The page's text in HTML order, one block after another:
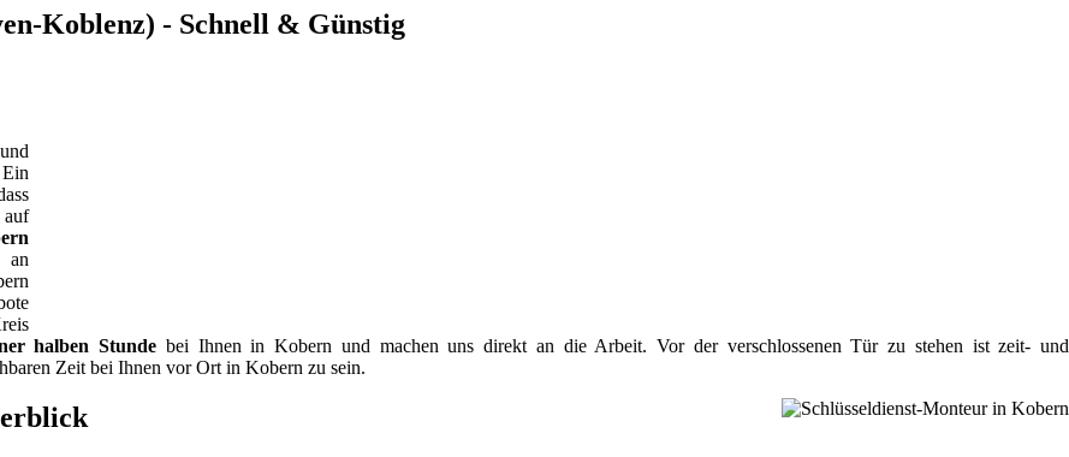
Koblenz) - Schnell & Günstig
auf
an
halben Stunde bei Ihnen in Kobern und machen uns direkt an die Arbeit. Vor der verschlossenen Tür zu stehen ist zeit- und
Zeit bei Ihnen vor Ort in Kobern zu sein.